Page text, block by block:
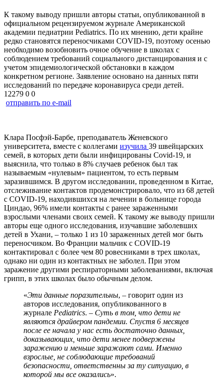
К такому выводу пришли авторы статьи, опубликованной в
официальном рецензируемом журнале Американской
академии педиатрии Pediatrics. По их мнению, дети крайне
редко становятся переносчиками COVID-19, поэтому осенью
необходимо возобновить очное обучение в школах с
соблюдением требований социального дистанцирования и с
учетом эпидемиологической обстановки в каждом
конкретном регионе. Заявление основано на данных пяти
исследований по передаче коронавируса среди детей.
12279 0 0
отправить по e-mail
Клара Посфэй-Барбе, преподаватель Женевского
университета, вместе с коллегами изучила 39 швейцарских
семей, в которых дети были инфицированы Covid-19, и
выяснила, что только в 8% случаев ребенок был так
называемым «нулевым» пациентом, то есть первым
заразившимся. В другом исследовании, проведенном в Китае,
отслеживание контактов продемонстрировало, что из 68 детей
с COVID-19, находившихся на лечении в больнице города
Циндао, 96% имели контакты с ранее зараженными
взрослыми членами своих семей. К такому же выводу пришли
авторы еще одного исследования, изучавшие заболевших
детей в Ухани, – только 1 из 10 зараженных детей мог быть
переносчиком. Во Франции мальчик с COVID-19
контактировал с более чем 80 ровесниками в трех школах,
однако ни один из контактных не заболел. При этом
заражение другими респираторными заболеваниями, включая
грипп, в этих школах было обычным делом.
«Эти данные поразительны, – говорит один из
авторов исследования, опубликованного в
журнале Pediatrics. – Суть в том, что дети не
являются драйвером пандемии. Спустя 6 месяцев
после ее начала у нас есть достаточно данных,
доказывающих, что дети менее подвержены
заражению и меньше заражают сами. Именно
взрослые, не соблюдающие требований
безопасности, ответственны за ту ситуацию, в
которой мы все оказались».